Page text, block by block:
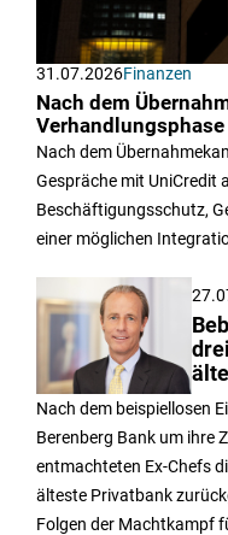
31.07.2026Finanzen
Nach dem
Nach dem
Gespräche mit UniCredit
Beschäftigungsschutz,
einer möglichen
Nach dem beispiellosen
Berenberg Bank um ihre
entmachteten Ex-Chefs
älteste Privatbank
Folgen der Machtkampf